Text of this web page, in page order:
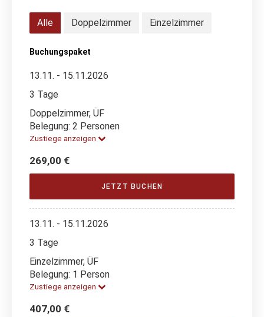
Alle Doppelzimmer Einzelzimmer
Buchungspaket
13.11. - 15.11.2026
3 Tage
Doppelzimmer, ÜF
Belegung: 2 Personen
Zustiege anzeigen
269,00 €
JETZT BUCHEN
13.11. - 15.11.2026
3 Tage
Einzelzimmer, ÜF
Belegung: 1 Person
Zustiege anzeigen
407,00 €